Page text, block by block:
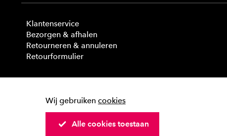
Klantenservice
Bezorgen & afhalen
Retourneren & annuleren
Retourformulier
Wij gebruiken cookies
Alle cookies toestaan